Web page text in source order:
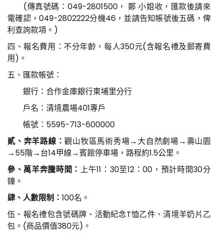
(傳真號碼：049-2801500， 鄭 小姐收，匯款後請來
電確認，049-2802222分機46，並請告知帳號後五碼，俾
利查詢款項。)
四、報名費用：不分年齡，每人350元(含報名禮及郵寄費
用)。
五、匯款帳號：
銀行：合作金庫銀行東埔里分行
戶名：清境農場401專戶
帳號：5595-713-600000
貳、奔羊路線：觀山牧區馬術秀場→大自然劇場→壽山園
→55階→台14甲線→賓館停車場，路程約1.5公里。
參、萬羊奔騰時間： 上午11：30至12：00，預計時間30分
鐘。
肆、人數限制： 100名。
伍、報名禮包含號碼牌、活動紀念T恤乙件、清境羊奶片乙
包。(商品價值380元)。